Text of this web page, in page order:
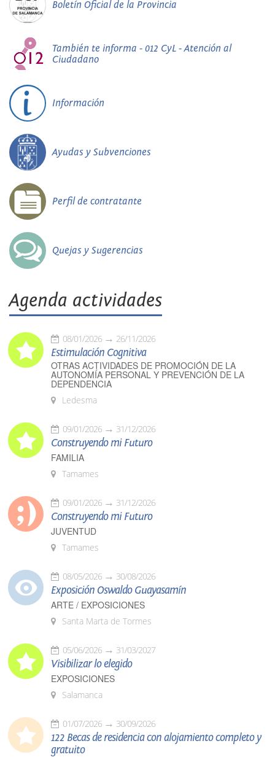
Boletín Oficial de la Provincia
También te informa - 012 CyL - Atención al
Ciudadano
Información
Ayudas y Subvenciones
Perfil de contratante
Quejas y Sugerencias
Agenda actividades
08/01/2026 26/11/2026
Estimulación Cognitiva
OTRAS ACTIVIDADES DE PROMOCIÓN DE LA
AUTONOMÍA PERSONAL Y PREVENCIÓN DE LA
DEPENDENCIA
Ledesma
09/01/2026 31/12/2026
Construyendo mi Futuro
FAMILIA
Tamames
09/01/2026 31/12/2026
Construyendo mi Futuro
JUVENTUD
Tamames
08/05/2026 30/08/2026
Exposición Oswaldo Guayasamín
ARTE / EXPOSICIONES
Santa Marta de Tormes
05/06/2026 31/03/2027
Visibilizar lo elegido
EXPOSICIONES
Salamanca
01/07/2026 30/09/2026
122 Becas de residencia con alojamiento completo y
gratuito